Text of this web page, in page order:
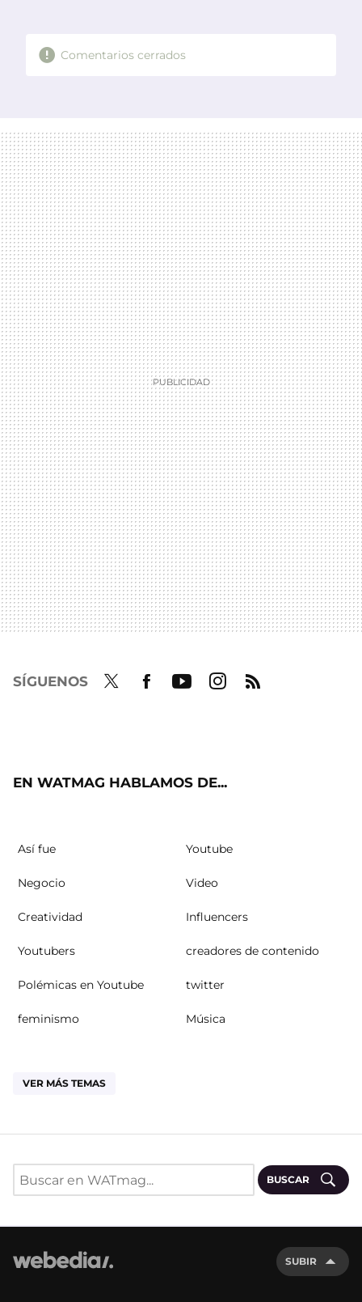
Comentarios cerrados
SÍGUENOS
EN WATMAG HABLAMOS DE...
Así fue Youtube
Negocio Video
Creatividad Influencers
Youtubers creadores de contenido
Polémicas en Youtube twitter
feminismo Música
VER MÁS TEMAS
BUSCAR
SUBIR